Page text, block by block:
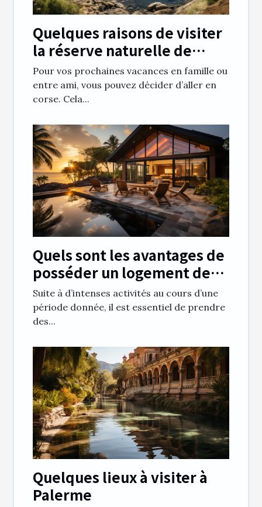
Quelques raisons de visiter
la réserve naturelle de
Scandola
Pour vos prochaines vacances en famille ou
entre ami, vous pouvez décider d’aller en
corse. Cela...
Quels sont les avantages de
posséder un logement de
vacances ?
Suite à d’intenses activités au cours d’une
période donnée, il est essentiel de prendre
des...
Quelques lieux à visiter à
Palerme